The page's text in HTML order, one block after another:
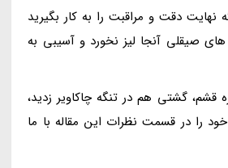
نهایت دقت و مراقبت را به کار بگیرید
صیقلی آنجا لیز نخورد و آسیبی به
قشم، گشتی هم در تنگه چاکاویر زدید،
را در قسمت نظرات این مقاله با ما